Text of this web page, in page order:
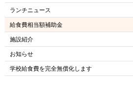
ランチニュース
給食費相当額補助金
施設紹介
お知らせ
学校給食費を完全無償化します